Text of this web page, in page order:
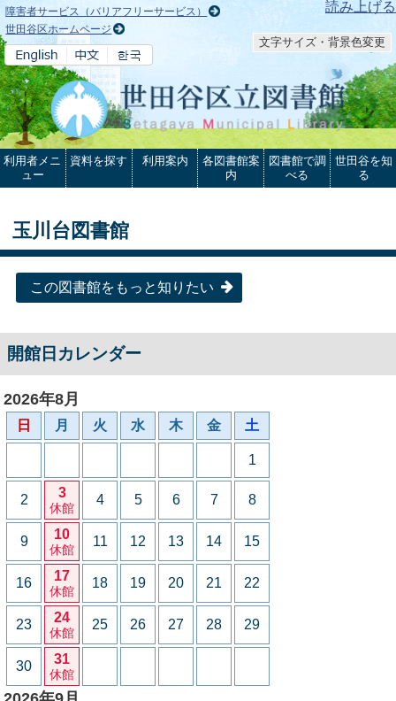
本文へ 読み上げる
障害者サービス（バリアフリーサービス）
世田谷区ホームページ
文字サイズ・背景色変更
利用者メニ
ュー
資料を探す 利用案内
各図書館案
内
図書館で調
べる
世田谷を知
る
玉川台図書館
この図書館をもっと知りたい
開館日カレンダー
2026年8月
日 月 火 水 木 金 土
1
2 3
休館
4 5 6 7 8
9 10
休館
11 12 13 14 15
16 17
休館
18 19 20 21 22
23 24
休館
25 26 27 28 29
30 31
休館